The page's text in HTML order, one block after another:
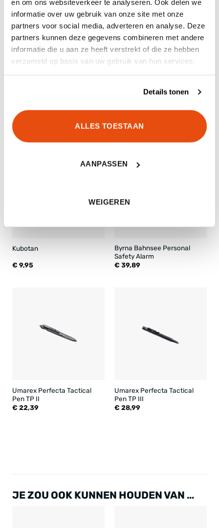
en om ons websiteverkeer te analyseren. Ook delen we
informatie over uw gebruik van onze site met onze
partners voor social media, adverteren en analyse. Deze
partners kunnen deze gegevens combineren met andere
informatie die u aan ze heeft verstrekt of die ze hebben
verzameld op basis van uw gebruik van hun services.
Details tonen
ALLES TOESTAAN
AANPASSEN
WEIGEREN
GEWICHT
GERELATEERDE PRODUCTEN
Kubotan
€ 9,95
Byrna Bahnsee Personal
Safety Alarm
€ 39,89
Umarex Perfecta Tactical
Pen TP II
€ 22,39
Umarex Perfecta Tactical
Pen TP III
€ 28,99
JE ZOU OOK KUNNEN HOUDEN VAN …